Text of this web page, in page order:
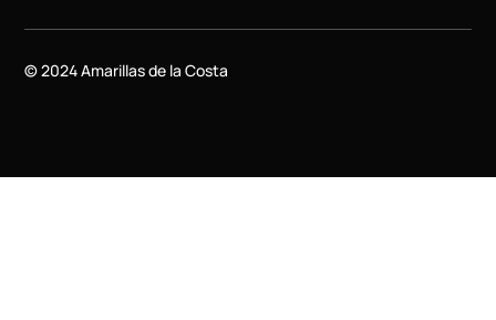
© 2024 Amarillas de la Costa